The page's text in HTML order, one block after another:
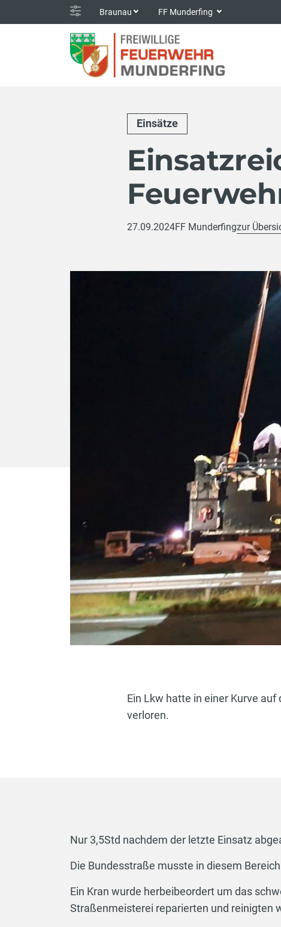
Braunau FF Munderfing
Einsätze
27.09.2024FF Munderfingzur
Ein Lkw hatte in einer Kurve
verloren.
Nur 3,5Std nachdem der letzte Einsatz
Die Bundesstraße musste in diesem
Ein Kran wurde herbeibeordert um das
Straßenmeisterei reparierten und reinigten